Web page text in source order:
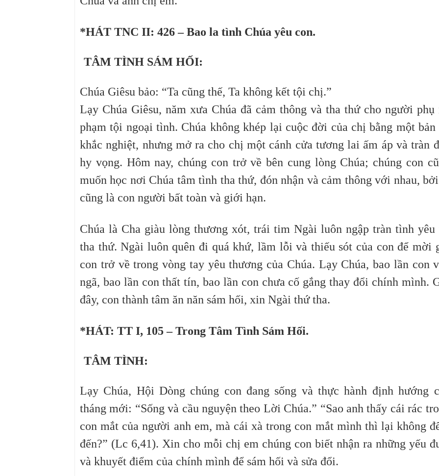
*HÁT TNC II: 426 – Bao la tình Chúa yêu con.
TÂM TÌNH SÁM HỐI:
Chúa Giêsu bảo: “Ta cũng thế, Ta không kết tội chị.”
Lạy Chúa Giêsu, năm xưa Chúa đã cảm thông và tha thứ cho người phụ
phạm tội ngoại tình. Chúa không khép lại cuộc đời của chị bằng một bản
khắc nghiệt, nhưng mở ra cho chị một cánh cửa tương lai ấm áp và tràn
hy vọng. Hôm nay, chúng con trở về bên cung lòng Chúa; chúng con
muốn học nơi Chúa tâm tình tha thứ, đón nhận và cảm thông với nhau,
cũng là con người bất toàn và giới hạn.
Chúa là Cha giàu lòng thương xót, trái tim Ngài luôn ngập tràn tình yêu
tha thứ. Ngài luôn quên đi quá khứ, lầm lỗi và thiếu sót của con để mời
con trở về trong vòng tay yêu thương của Chúa. Lạy Chúa, bao lần con
ngã, bao lần con thất tín, bao lần con chưa cố gắng thay đổi chính mình.
đây, con thành tâm ăn năn sám hối, xin Ngài thứ tha.
*HÁT: TT I, 105 – Trong Tâm Tình Sám Hối.
TÂM TÌNH:
Lạy Chúa, Hội Dòng chúng con đang sống và thực hành định hướng
tháng mới: “Sống và cầu nguyện theo Lời Chúa.” “Sao anh thấy cái rác
con mắt của người anh em, mà cái xà trong con mắt mình thì lại không
đến?” (Lc 6,41). Xin cho mỗi chị em chúng con biết nhận ra những yếu
và khuyết điểm của chính mình để sám hối và sửa đổi.